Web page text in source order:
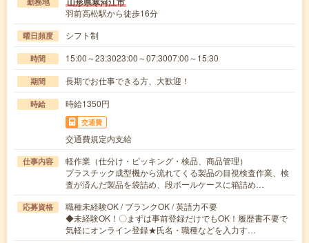
羽前高松駅から徒歩16分
曜日頻度 シフト制
時間 15:00～23:3023:00～07:3007:00～15:30
期間 長期でお仕事できる方、大歓迎！
時給 時給1350円
交通費
交通費規定内支給
仕事内容
軽作業（仕分け・ピッキング・検品、商品管理）
プラスチック成型機から流れてくる製品の目視検査作業、検
査が済んだ製品を袋詰め、段ボールケースに箱詰め…
応募資格
職種未経験OK / ブランクOK / 英語力不要
◆未経験OK！〇まずは事前登録だけでもOK！履歴書不要で
気軽にオンライン登録★氏名・職種などを入力す…